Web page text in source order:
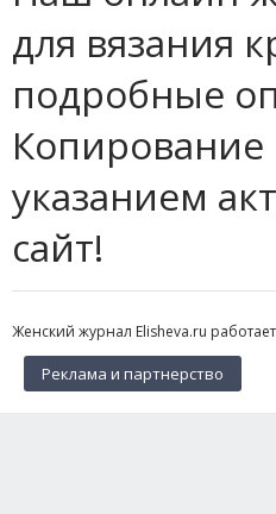
для вязания
подробные
Копирование
указанием
сайт!
Женский журнал Elisheva.ru
Реклама и партнерство